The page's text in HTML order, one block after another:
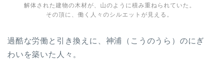
解体された建物の木材が、山のように積み重ねられていた。
その頂に、働く人々のシルエットが見える。
過酷な労働と引き換えに、神浦（こうのうら）のにぎ
わいを築いた人々。